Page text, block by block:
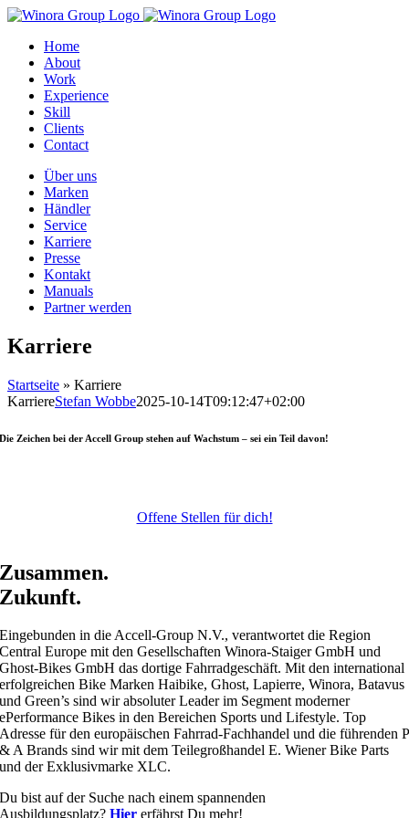
Zum
springenHome
About
Work
Experience
Skill
Clients
Contact
Über uns
Marken
Händler
Service
Karriere
Presse
Kontakt
Manuals
Partner werden
Karriere
Startseite » Karriere
KarriereStefan Wobbe2025-10-14T09:12:47+02:00
Die Zeichen bei der Accell Group stehen auf Wachstum – sei ein Teil davon!
Offene Stellen für dich!
Zusammen.
Zukunft.
Eingebunden in die Accell-Group N.V., verantwortet die Region
Central Europe mit den Gesellschaften Winora-Staiger GmbH und
Ghost-Bikes GmbH das dortige Fahrradgeschäft. Mit den international
erfolgreichen Bike Marken Haibike, Ghost, Lapierre, Winora, Batavus
und Green’s sind wir absoluter Leader im Segment moderner
ePerformance Bikes in den Bereichen Sports und Lifestyle. Top
Adresse für den europäischen Fahrrad-Fachhandel und die führenden P
& A Brands sind wir mit dem Teilegroßhandel E. Wiener Bike Parts
und der Exklusivmarke XLC.
Du bist auf der Suche nach einem spannenden
Ausbildungsplatz?Hier erfährst Du mehr!